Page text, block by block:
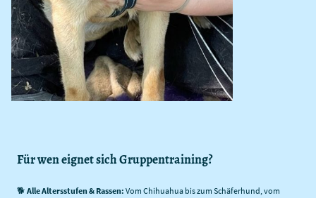
Für wen eignet sich Gruppentraining?
🐕 Alle Altersstufen & Rassen: Vom Chihuahua bis zum Schäferhund, vom